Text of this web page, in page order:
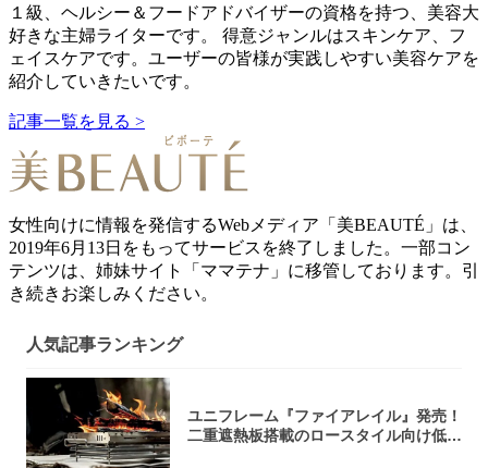
１級、ヘルシー＆フードアドバイザーの資格を持つ、美容大
好きな主婦ライターです。 得意ジャンルはスキンケア、フ
ェイスケアです。ユーザーの皆様が実践しやすい美容ケアを
紹介していきたいです。
記事一覧を見る >
女性向けに情報を発信するWebメディア「美BEAUTÉ」は、
2019年6月13日をもってサービスを終了しました。一部コン
テンツは、姉妹サイト「ママテナ」に移管しております。引
き続きお楽しみください。
人気記事ランキング
ユニフレーム『ファイアレイル』発売！
二重遮熱板搭載のロースタイル向け低型